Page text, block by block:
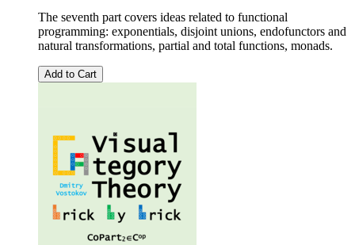
The seventh part covers ideas related to functional
programming: exponentials, disjoint unions, endofunctors and
natural transformations, partial and total functions, monads.
Add to Cart